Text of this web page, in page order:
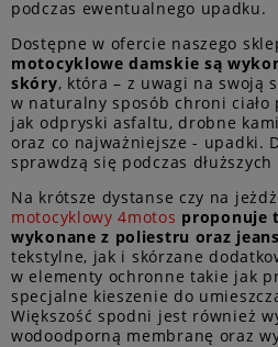
podczas ewentualnego upadku.
Dostępne w ofercie naszego
motocyklowe damskie są
skóry, która – z uwagi na swoją
w naturalny sposób chroni
jak odpryski asfaltu, drobne
oraz co najważniejsze - upadki.
sprawdzą się podczas
Na krótsze dystanse czy na
motocyklowy 4motos proponuje
wykonane z poliestru oraz
tekstylne, jak i skórzane
w elementy ochronne takie jak
specjalne kieszenie do
Większość spodni jest również
wodoodporną membranę oraz